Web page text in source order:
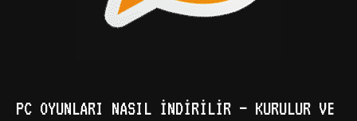
PC OYUNLARI NASIL İNDIRILIR – KURULUR VE